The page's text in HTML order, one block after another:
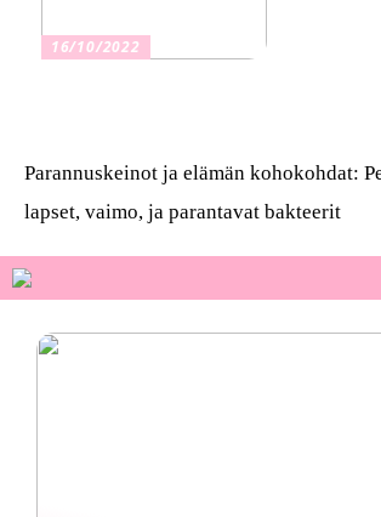
16/10/2022
Parannuskeinot ja elämän kohokohdat:
lapset, vaimo, ja parantavat bakteerit